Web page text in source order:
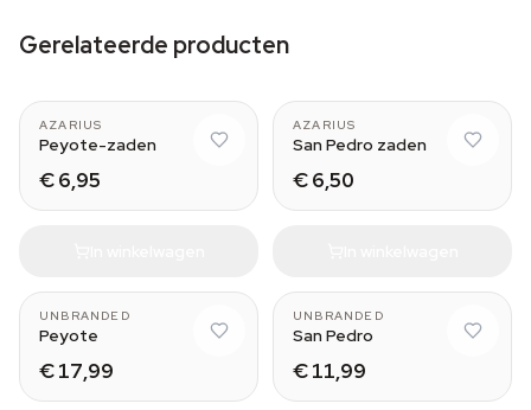
Gerelateerde producten
AZARIUS
Peyote-zaden
€ 6,95
AZARIUS
San Pedro zaden
€ 6,50
UNBRANDED
Peyote
€ 17,99
UNBRANDED
San Pedro
€ 11,99